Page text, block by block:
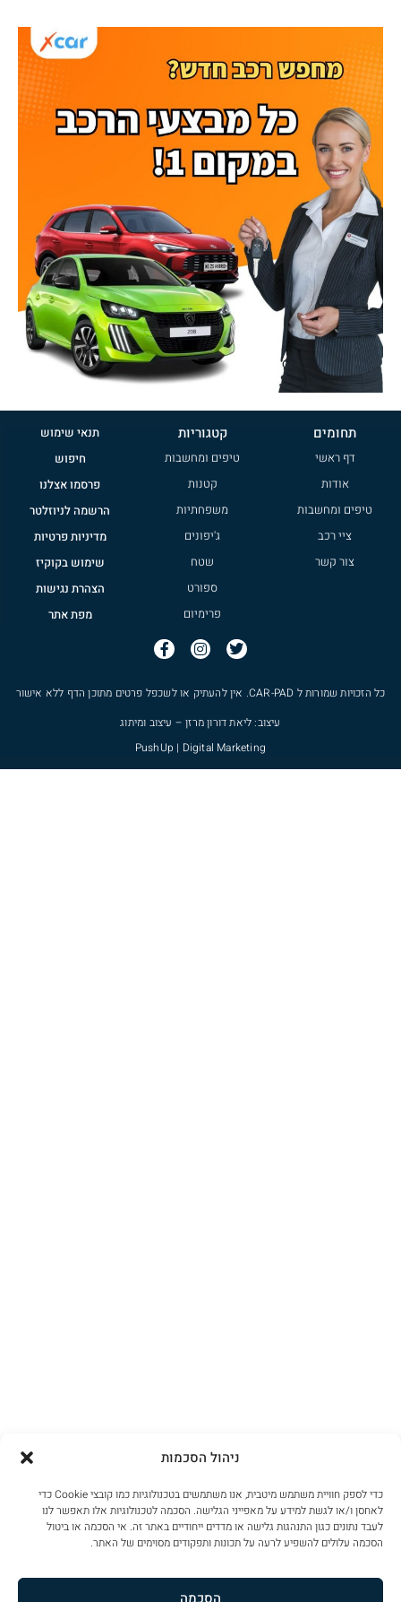
ניהול הסכמות
כדי לספק חוויית משתמש מיטבית, אנו משתמשים בטכנולוגיות כמו קובצי Cookie כדי
לאחסן ו/או לגשת למידע על מאפייני הגלישה. הסכמה לטכנולוגיות אלו תאפשר לנו
לעבד נתונים כגון התנהגות גלישה או מדדים ייחודיים באתר זה. אי הסכמה או ביטול
הסכמה עלולים להשפיע לרעה על תכונות ותפקודים מסוימים של האתר.
הסכמה
תחומים
דף ראשי
אודות
טיפים ומחשבות
ציי רכב
צור קשר
קטגוריות
טיפים ומחשבות
קטנות
משפחתיות
ג'יפונים
שטח
ספורט
פרימיום
תנאי שימוש
חיפוש
פרסמו אצלנו
הרשמה לניוזלטר
מדיניות פרטיות
שימוש בקוקיז
הצהרת נגישות
מפת אתר
כל הזכויות שמורות ל CAR-PAD. אין להעתיק או לשכפל פרטים מתוכן הדף ללא אישור
עיצוב: ליאת דורון מרזן – עיצוב ומיתוג
PushUp | Digital Marketing